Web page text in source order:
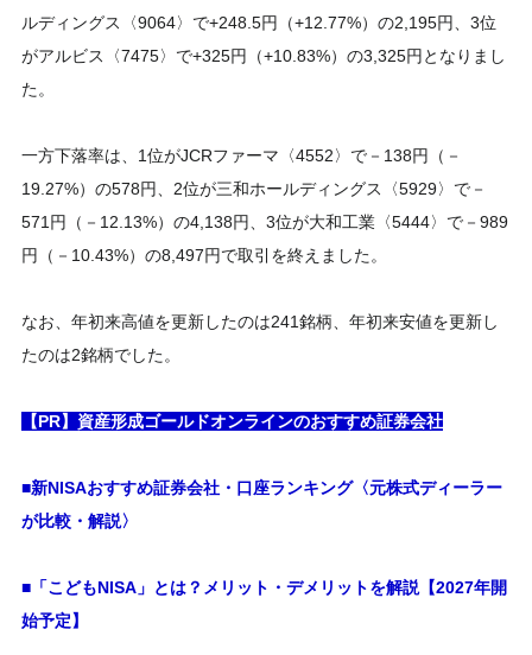
ルディングス〈9064〉で+248.5円（+12.77%）の2,195円、3位
がアルビス〈7475〉で+325円（+10.83%）の3,325円となりまし
た。
一方下落率は、1位がJCRファーマ〈4552〉で－138円（－
19.27%）の578円、2位が三和ホールディングス〈5929〉で－
571円（－12.13%）の4,138円、3位が大和工業〈5444〉で－989
円（－10.43%）の8,497円で取引を終えました。
なお、年初来高値を更新したのは241銘柄、年初来安値を更新し
たのは2銘柄でした。
【PR】資産形成ゴールドオンラインのおすすめ証券会社
■新NISAおすすめ証券会社・口座ランキング〈元株式ディーラー
が比較・解説〉
■「こどもNISA」とは？メリット・デメリットを解説【2027年開
始予定】